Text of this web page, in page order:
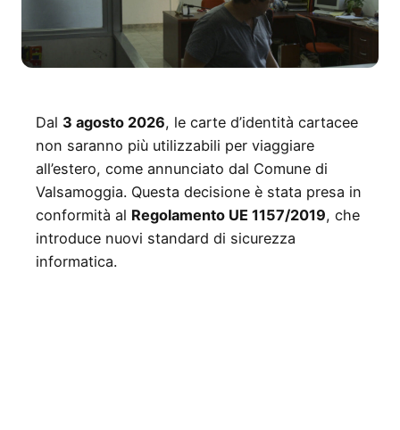
Dal 3 agosto 2026, le carte d’identità cartacee
non saranno più utilizzabili per viaggiare
all’estero, come annunciato dal Comune di
Valsamoggia. Questa decisione è stata presa in
conformità al Regolamento UE 1157/2019, che
introduce nuovi standard di sicurezza
informatica.